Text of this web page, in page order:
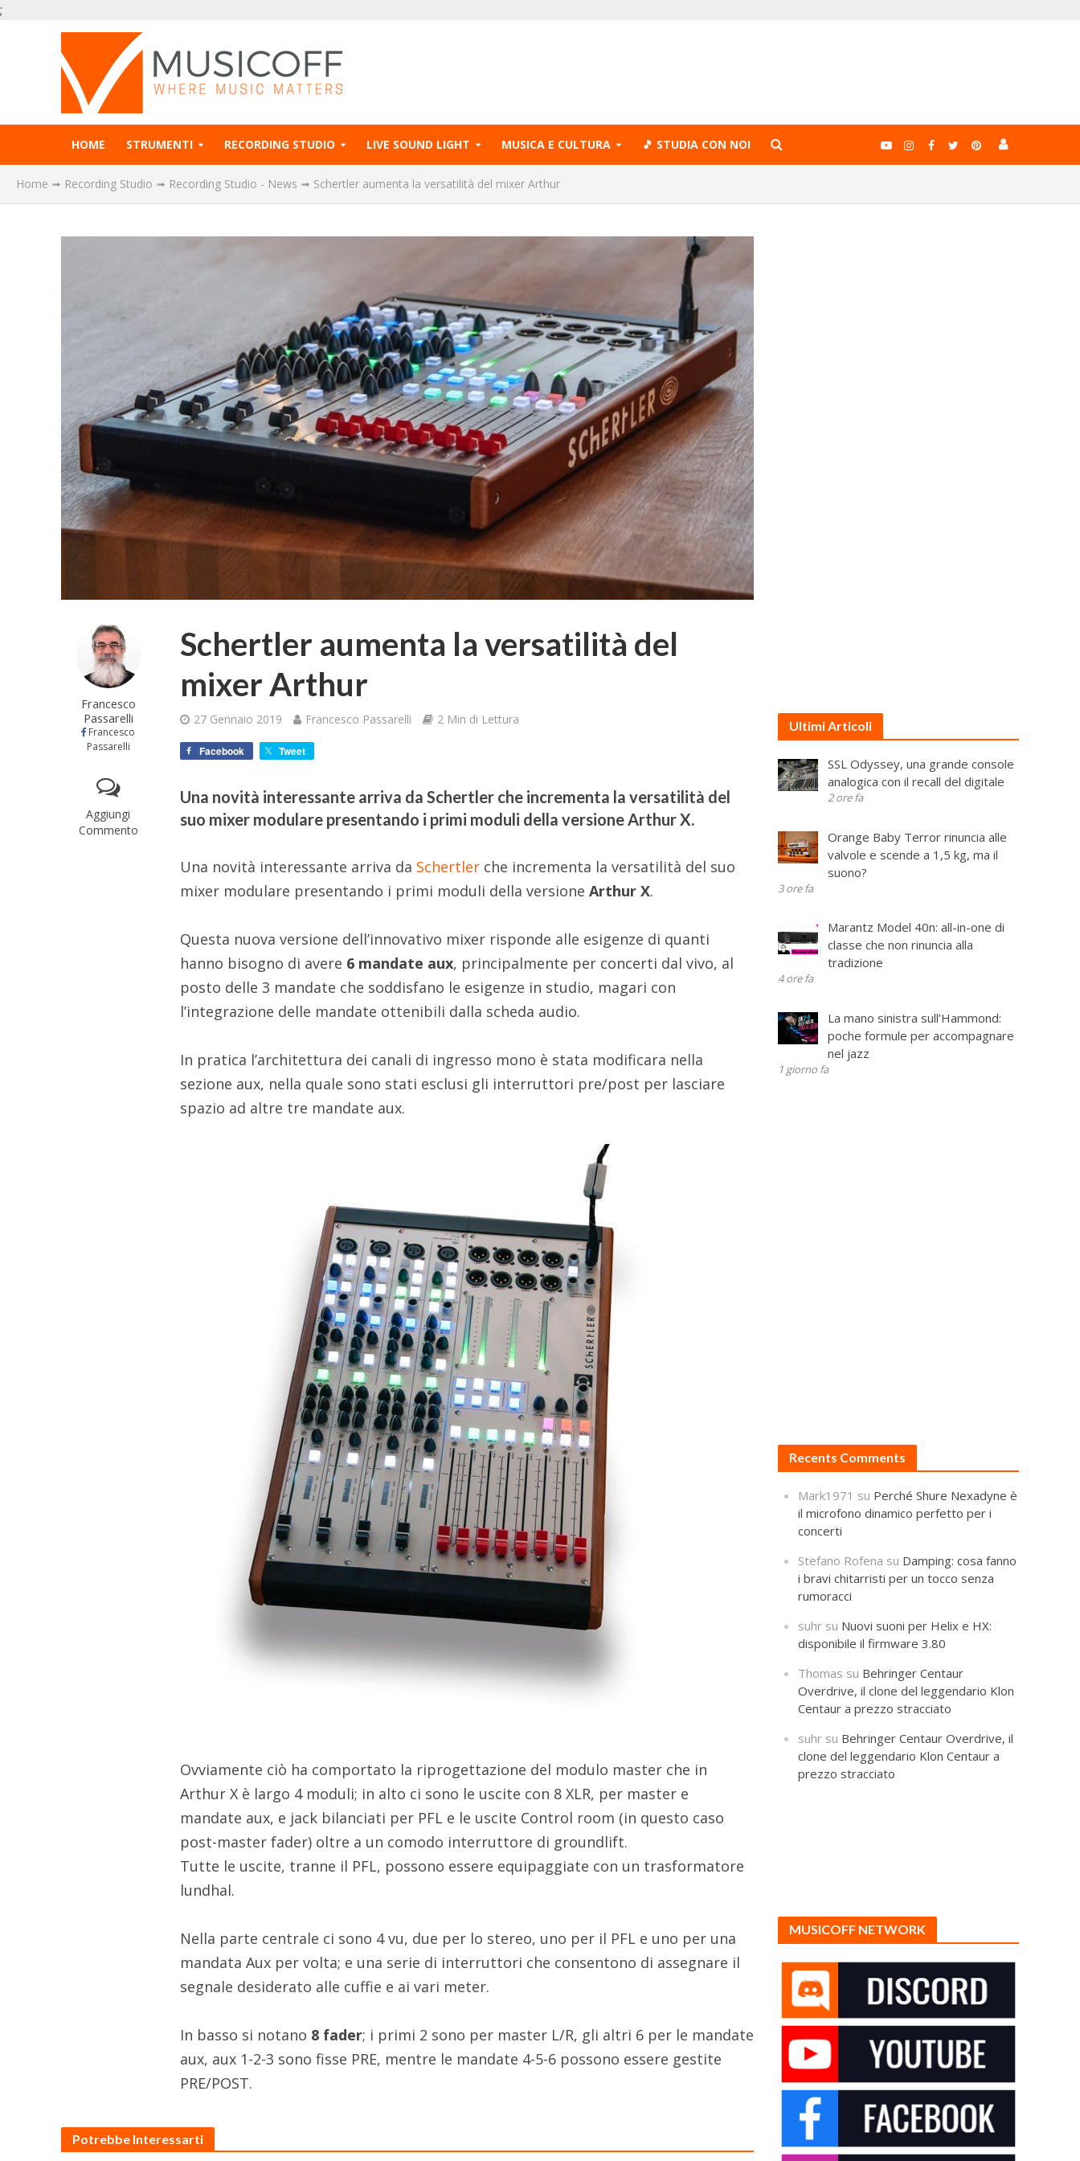
;
HOME STRUMENTI RECORDING STUDIO LIVE SOUND LIGHT MUSICA E CULTURA 🎵 STUDIA CON NOI
Home ➟ Recording Studio ➟ Recording Studio - News ➟ Schertler aumenta la versatilità del mixer Arthur
Francesco
Passarelli
Francesco
Passarelli
Aggiungi
Commento
Schertler aumenta la versatilità del
mixer Arthur
27 Gennaio 2019 Francesco Passarelli 2 Min di Lettura
Facebook Tweet
Una novità interessante arriva da Schertler che incrementa la versatilità del
suo mixer modulare presentando i primi moduli della versione Arthur X.
Una novità interessante arriva da Schertler che incrementa la versatilità del suo
mixer modulare presentando i primi moduli della versioneArthur X.
Questa nuova versione dell’innovativo mixer risponde alle esigenze di quanti
hanno bisogno di avere 6 mandate aux, principalmente per concerti dal vivo, al
posto delle 3 mandate che soddisfano le esigenze in studio, magari con
l’integrazione delle mandate ottenibili dalla scheda audio.
In pratica l’architettura dei canali di ingresso mono è stata modificara nella
sezione aux, nella quale sono stati esclusi gli interruttori pre/post per lasciare
spazio ad altre tre mandate aux.
Ovviamente ciò ha comportato la riprogettazione del modulo master che in
Arthur X è largo 4 moduli; in alto ci sono le uscite con 8 XLR, per master e
mandate aux, e jack bilanciati per PFL e le uscite Control room (in questo caso
post-master fader) oltre a un comodo interruttore di groundlift.
Tutte le uscite, tranne il PFL, possono essere equipaggiate con un trasformatore
lundhal.
Nella parte centrale ci sono 4 vu, due per lo stereo, uno per il PFL e uno per una
mandata Aux per volta; e una serie di interruttori che consentono di assegnare il
segnale desiderato alle cuffie e ai vari meter.
In basso si notano 8 fader; i primi 2 sono per master L/R, gli altri 6 per le mandate
aux, aux 1-2-3 sono fisse PRE, mentre le mandate 4-5-6 possono essere gestite
PRE/POST.
Potrebbe Interessarti
Ultimi Articoli
SSL Odyssey, una grande console
analogica con il recall del digitale
2 ore fa
Orange Baby Terror rinuncia alle
valvole e scende a 1,5 kg, ma il
suono?
3 ore fa
Marantz Model 40n: all-in-one di
classe che non rinuncia alla
tradizione
4 ore fa
La mano sinistra sull’Hammond:
poche formule per accompagnare
nel jazz
1 giorno fa
Recents Comments
Mark1971 su Perché Shure Nexadyne è
il microfono dinamico perfetto per i
concerti
Stefano Rofena su Damping: cosa fanno
i bravi chitarristi per un tocco senza
rumoracci
suhr su Nuovi suoni per Helix e HX:
disponibile il firmware 3.80
Thomas su Behringer Centaur
Overdrive, il clone del leggendario Klon
Centaur a prezzo stracciato
suhr su Behringer Centaur Overdrive, il
clone del leggendario Klon Centaur a
prezzo stracciato
MUSICOFF NETWORK